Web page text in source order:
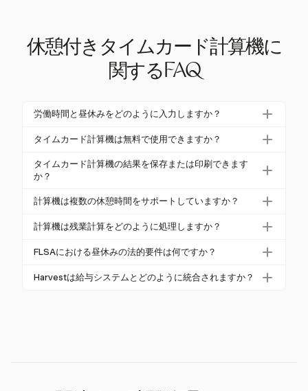
休憩付きタイムカード計算機に
関するFAQ
労働時間と昼休みをどのように入力しますか？
労働時間と昼休みを入力するには、計算機に各労働
0分から1時間の範囲で昼休みの長さを指定します。
計算機は、この休憩時間を総労働時間から差し引い
て、純粋な労働時間を提供します。
タイムカード計算機は無料で使用できますか？
はい、多くのオンラインタイムカード計算機は無料
で使用できます。通常、ブラウザベースで、ダウン
です。
タイムカード計算機の結果を保存または印刷できます
か？
ほとんどのタイムカード計算機は、結果を保存また
ムカードをPDFまたはCSVファイルとしてエクス
刷したりできます。
計算機は複数の休憩時間をサポートしていますか？
はい、高度なタイムカード計算機は、1日に複数の休
始・終了時間を入力して、さまざまなスケジュール
計算機は残業計算をどのように処理しますか？
計算機は、無給の昼休みを総時間から除外して、正
間の実働時間を超えた場合に計算され、連邦のガイ
FLSAにおける昼休みの法的要件は何ですか？
FLSAに基づき、30分以上の食事時間は、従業員が完
Harvestは給与システムとどのように統合されますか？